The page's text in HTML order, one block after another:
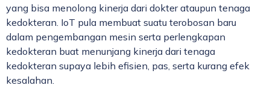
yang bisa menolong kinerja dari dokter ataupun tenaga
kedokteran. IoT pula membuat suatu terobosan baru
dalam pengembangan mesin serta perlengkapan
kedokteran buat menunjang kinerja dari tenaga
kedokteran supaya lebih efisien, pas, serta kurang efek
kesalahan.